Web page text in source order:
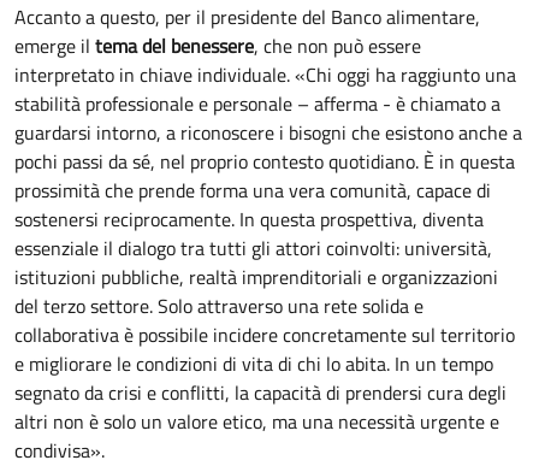
Accanto a questo, per il presidente del Banco alimentare,
emerge il tema del benessere, che non può essere
interpretato in chiave individuale. «Chi oggi ha raggiunto una
stabilità professionale e personale – afferma - è chiamato a
guardarsi intorno, a riconoscere i bisogni che esistono anche a
pochi passi da sé, nel proprio contesto quotidiano. È in questa
prossimità che prende forma una vera comunità, capace di
sostenersi reciprocamente. In questa prospettiva, diventa
essenziale il dialogo tra tutti gli attori coinvolti: università,
istituzioni pubbliche, realtà imprenditoriali e organizzazioni
del terzo settore. Solo attraverso una rete solida e
collaborativa è possibile incidere concretamente sul territorio
e migliorare le condizioni di vita di chi lo abita. In un tempo
segnato da crisi e conflitti, la capacità di prendersi cura degli
altri non è solo un valore etico, ma una necessità urgente e
condivisa».